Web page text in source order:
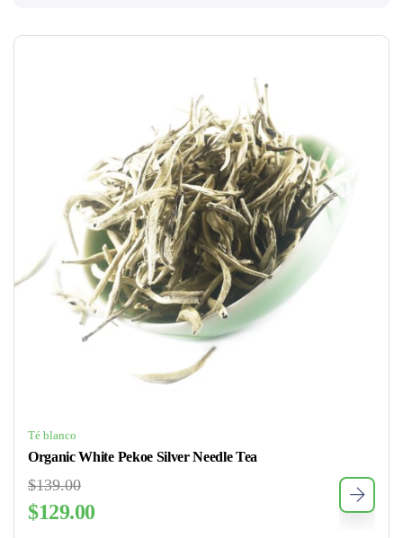
Té blanco
Organic White Pekoe Silver Needle Tea
$139.00
$129.00